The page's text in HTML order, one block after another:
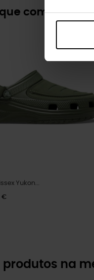
Yukon...
€
produtos na